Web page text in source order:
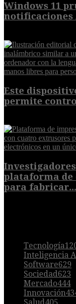
Windows 11
notificaciones
Este
permite
plataforma
para fabricar...
Tecnología
Inteligencia
Software629
Sociedad623
Mercado444
Innovación